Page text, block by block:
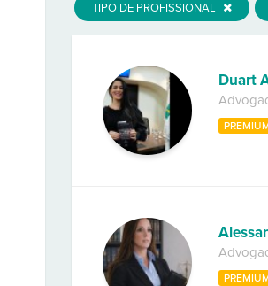
TIPO DE PROFISSIONAL
Duart